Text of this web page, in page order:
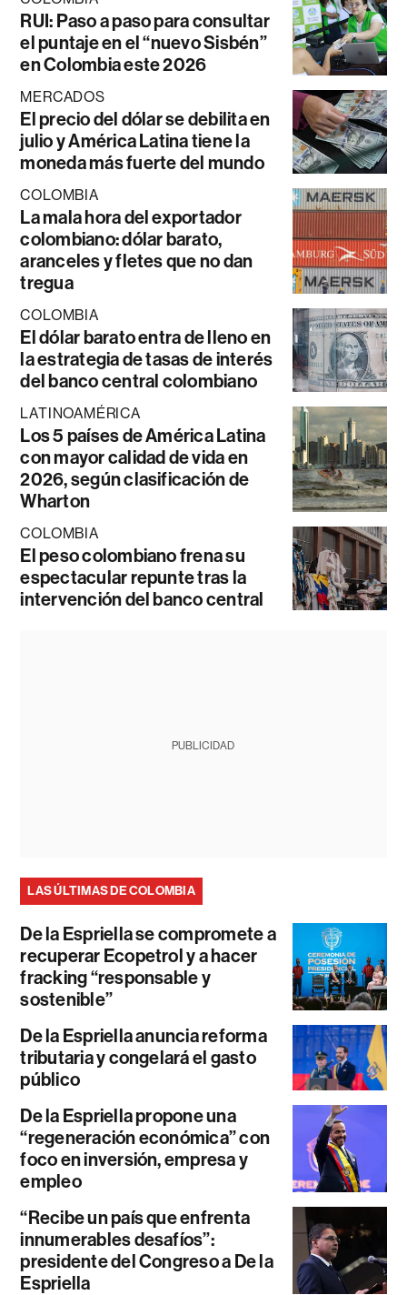
RUI: Paso a paso para consultar
el puntaje en el “nuevo Sisbén”
en Colombia este 2026
MERCADOS
El precio del dólar se debilita en
julio y América Latina tiene la
moneda más fuerte del mundo
COLOMBIA
La mala hora del exportador
colombiano: dólar barato,
aranceles y fletes que no dan
tregua
COLOMBIA
El dólar barato entra de lleno en
la estrategia de tasas de interés
del banco central colombiano
LATINOAMÉRICA
Los 5 países de América Latina
con mayor calidad de vida en
2026, según clasificación de
Wharton
COLOMBIA
El peso colombiano frena su
espectacular repunte tras la
intervención del banco central
PUBLICIDAD
LAS ÚLTIMAS DE COLOMBIA
De la Espriella se compromete a
recuperar Ecopetrol y a hacer
fracking “responsable y
sostenible”
De la Espriella anuncia reforma
tributaria y congelará el gasto
público
De la Espriella propone una
“regeneración económica” con
foco en inversión, empresa y
empleo
“Recibe un país que enfrenta
innumerables desafíos”:
presidente del Congreso a De la
Espriella